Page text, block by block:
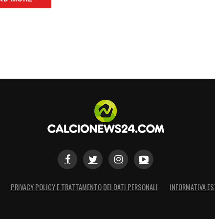
PRIVACY POLICY E TRATTAMENTO DEI DATI PERSONALI INFORMATIVA